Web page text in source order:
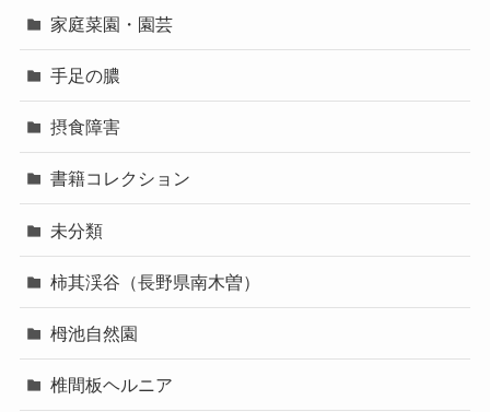
家庭菜園・園芸
手足の膿
摂食障害
書籍コレクション
未分類
柿其渓谷（長野県南木曽）
栂池自然園
椎間板ヘルニア